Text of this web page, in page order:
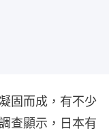
固而成，有不少
查顯示，日本有